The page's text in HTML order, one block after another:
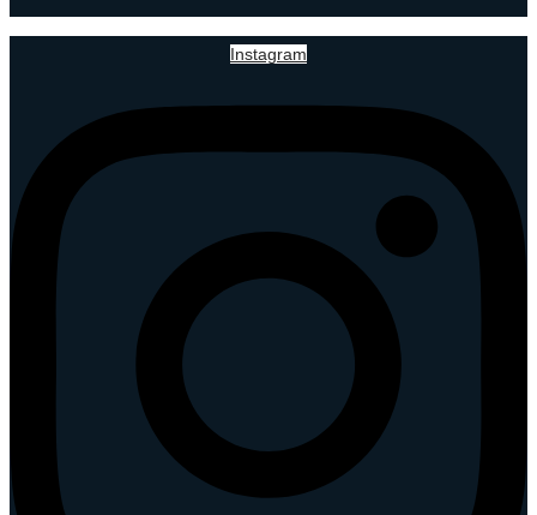
Instagram